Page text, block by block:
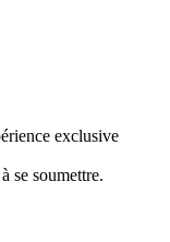
exclusive
se soumettre.